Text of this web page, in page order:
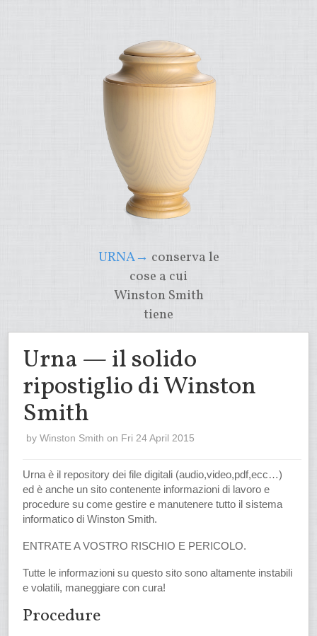
URNA→ conserva le
cose a cui
Winston Smith
tiene
Urna — il solido
ripostiglio di Winston
Smith
byWinston Smith on Fri 24 April 2015
Urna è il repository dei file digitali (audio,video,pdf,ecc…)
ed è anche un sito contenente informazioni di lavoro e
procedure su come gestire e manutenere tutto il sistema
informatico di Winston Smith.
ENTRATE A VOSTRO RISCHIO E PERICOLO.
Tutte le informazioni su questo sito sono altamente instabili
e volatili, maneggiare con cura!
Procedure